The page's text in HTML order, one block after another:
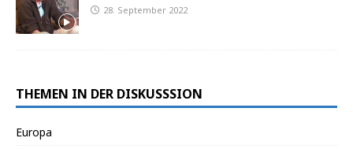
28. September 2022
THEMEN IN DER DISKUSSSION
Europa